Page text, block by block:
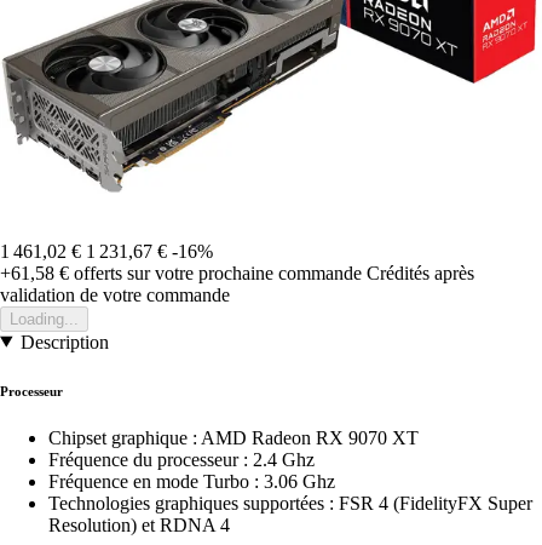
1 461,02 € 1 231,67 € -16%
+61,58 € offerts sur votre prochaine commande Crédités après
validation de votre commande
Loading...
Description
Processeur
Chipset graphique : AMD Radeon RX 9070 XT
Fréquence du processeur : 2.4 Ghz
Fréquence en mode Turbo : 3.06 Ghz
Technologies graphiques supportées : FSR 4 (FidelityFX Super
Resolution) et RDNA 4